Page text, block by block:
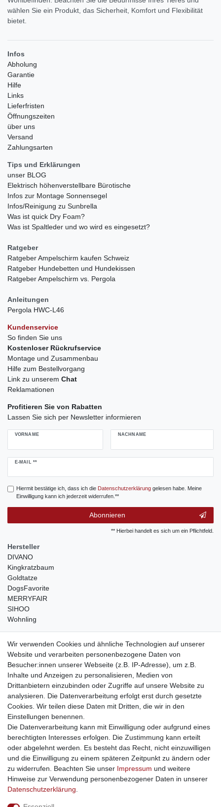
wählen Sie ein Produkt, das Sicherheit, Komfort und Flexibilität
bietet.
Infos
Abholung
Garantie
Hilfe
Links
Lieferfristen
Öffnungszeiten
über uns
Versand
Zahlungsarten
Tips und Erklärungen
unser BLOG
Elektrisch höhenverstellbare Bürotische
Infos zur Montage Sonnensegel
Infos/Reinigung zu Sunbrella
Was ist quick Dry Foam?
Was ist Spaltleder und wo wird es eingesetzt?
Ratgeber
Ratgeber Ampelschirm kaufen Schweiz
Ratgeber Hundebetten und Hundekissen
Ratgeber Ampelschirm vs. Pergola
Anleitungen
Pergola HWC-L46
Kundenservice
So finden Sie uns
Kostenloser Rückrufservice
Montage und Zusammenbau
Hilfe zum Bestellvorgang
Link zu unserem Chat
Reklamationen
Profitieren Sie von Rabatten
Lassen Sie sich per Newsletter informieren
VORNAME NACHNAME
E-MAIL **
Newsletter
Hiermit bestätige ich, dass ich die Daten­schutz­erklärunggelesen habe. Meine
Einwilligung kann ich jederzeit widerrufen.**
Abonnieren
** Hierbei handelt es sich um ein Pflichtfeld.
Hersteller
DIVANO
Kingkratzbaum
Goldtatze
DogsFavorite
MERRYFAIR
SIHOO
Wohnling
weitere Shops
traumlampen- Lampen und Kronleuchter
kinderwagencenter- Exklusive und günstige Kinderwagen
gastrogeraete24- alles für Gastronomie und Imbiss
soziale Medien
Facebook
sicher einkaufen
Sichere Bestellung und Zahlung via SSL Verschlüsselung
Wir verwenden Cookies und ähnliche Technologien auf unserer
Website und verarbeiten personenbezogene Daten von
Besucher:innen unserer Webseite (z.B. IP-Adresse), um z.B.
Inhalte und Anzeigen zu personalisieren, Medien von
Drittanbietern einzubinden oder Zugriffe auf unsere Website zu
analysieren. Die Datenverarbeitung erfolgt erst durch gesetzte
Cookies. Wir teilen diese Daten mit Dritten, die wir in den
Einstellungen benennen.
Die Datenverarbeitung kann mit Einwilligung oder aufgrund eines
berechtigten Interesses erfolgen. Die Zustimmung kann erteilt
oder abgelehnt werden. Es besteht das Recht, nicht einzuwilligen
und die Einwilligung zu einem späteren Zeitpunkt zu ändern oder
zu widerrufen. Beachten Sie unser Impressum und weitere
Hinweise zur Verwendung personenbezogener Daten in unserer
Daten­schutz­erklärung